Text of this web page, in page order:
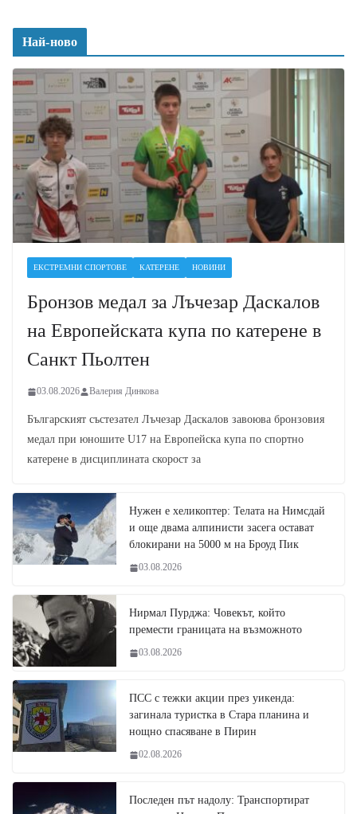
Най-ново
ЕКСТРЕМНИ СПОРТОВЕ КАТЕРЕНЕ НОВИНИ
Бронзов медал за Лъчезар Даскалов
на Европейската купа по катерене в
Санкт Пьолтен
03.08.2026 Валерия Динкова
Българският състезател Лъчезар Даскалов завоюва бронзовия
медал при юношите U17 на Европейска купа по спортно
катерене в дисциплината скорост за
Нужен е хеликоптер: Телата на Нимсдай
и още двама алпинисти засега остават
блокирани на 5000 м на Броуд Пик
03.08.2026
Нирмал Пурджа: Човекът, който
премести границата на възможното
03.08.2026
ПСС с тежки акции през уикенда:
загинала туристка в Стара планина и
нощно спасяване в Пирин
02.08.2026
Последен път надолу: Транспортират